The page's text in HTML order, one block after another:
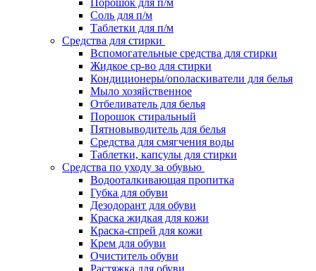
Порошок для п/м
Соль для п/м
Таблетки для п/м
Средства для стирки
Вспомогательные средства для стирки
Жидкое ср-во для стирки
Кондиционеры/ополаскиватели для белья
Мыло хозяйственное
Отбеливатель для белья
Порошок стиральный
Пятновыводитель для белья
Средства для смягчения воды
Таблетки, капсулы для стирки
Средства по уходу за обувью
Водооталкивающая пропитка
Губка для обуви
Дезодорант для обуви
Краска жидкая для кожи
Краска-спрей для кожи
Крем для обуви
Очиститель обуви
Растяжка для обуви